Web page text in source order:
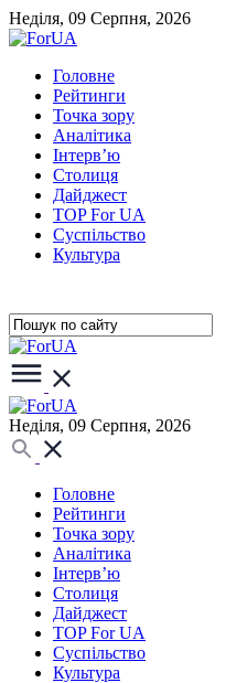
Неділя, 09 Серпня, 2026
Головне
Рейтинги
Точка зору
Аналітика
Інтерв’ю
Столиця
Дайджест
TOP For UA
Суспiльство
Культура
Неділя, 09 Серпня, 2026
Головне
Рейтинги
Точка зору
Аналітика
Інтерв’ю
Столиця
Дайджест
TOP For UA
Суспiльство
Культура